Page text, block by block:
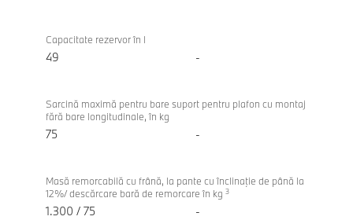
Capacitate rezervor în l
49 -
Sarcină maximă pentru bare suport pentru plafon cu montaj
fără bare longitudinale, în kg
75 -
Masă remorcabilă cu frână, la pante cu înclinaţie de până la
12%/ descărcare bară de remorcare în kg 3
1.300 / 75 -